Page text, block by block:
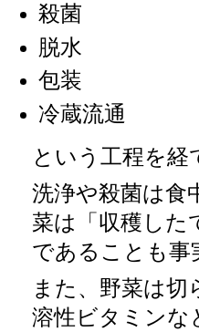
殺菌
脱水
包装
冷蔵流通
という工程を経
洗浄や殺菌は食
菜は「収穫した
であることも事
また、野菜は
溶性ビタミンな